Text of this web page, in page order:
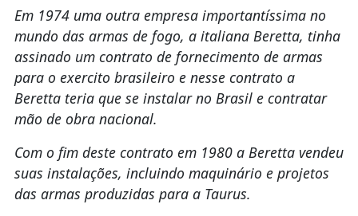
Em 1974 uma outra empresa importantíssima no
mundo das armas de fogo, a italiana Beretta, tinha
assinado um contrato de fornecimento de armas
para o exercito brasileiro e nesse contrato a
Beretta teria que se instalar no Brasil e contratar
mão de obra nacional.
Com o fim deste contrato em 1980 a Beretta vendeu
suas instalações, incluindo maquinário e projetos
das armas produzidas para a Taurus.